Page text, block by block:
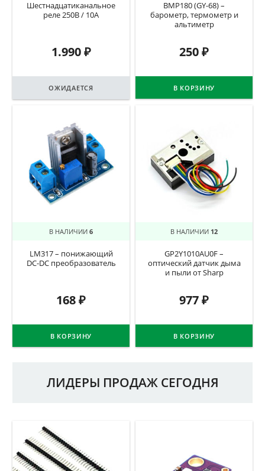
Шестнадцатиканальное
реле 250В / 10А
1.990₽
ОЖИДАЕТСЯ
BMP180 (GY-68) –
барометр, термометр и
альтиметр
250₽
В КОРЗИНУ
В НАЛИЧИИ 6
LM317 – понижающий
DC-DC преобразователь
168₽
В КОРЗИНУ
В НАЛИЧИИ 12
GP2Y1010AU0F –
оптический датчик дыма
и пыли от Sharp
977₽
В КОРЗИНУ
ЛИДЕРЫ ПРОДАЖ СЕГОДНЯ